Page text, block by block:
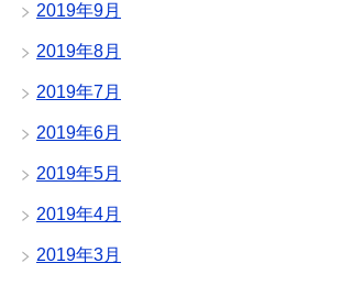
2019年9月
2019年8月
2019年7月
2019年6月
2019年5月
2019年4月
2019年3月